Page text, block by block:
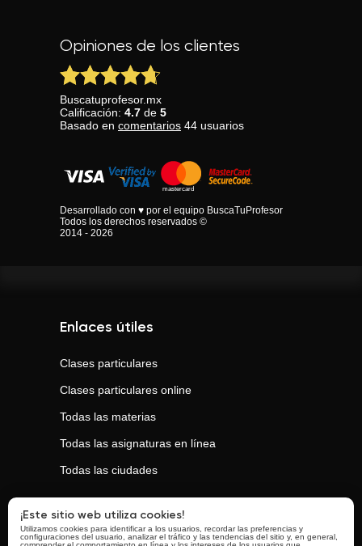
Opiniones de los clientes
Buscatuprofesor.mx
Calificación: 4.7 de 5
Basado en comentarios 44 usuarios
Desarrollado con ♥ por el equipo BuscaTuProfesor
Todos los derechos reservados ©
2014 - 2026
Enlaces útiles
Clases particulares
Clases particulares online
Todas las materias
Todas las asignaturas en línea
Todas las ciudades
Clases populares
¡Este sitio web utiliza cookies!
Utilizamos cookies para identificar a los usuarios, recordar las preferencias y
configuraciones del usuario, analizar el tráfico y las tendencias del sitio y, en general,